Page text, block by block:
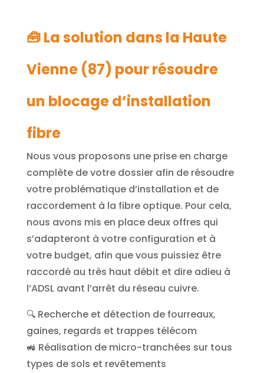
🧰 La solution dans la Haute
Vienne (87) pour résoudre
un blocage d’installation
fibre
Nous vous proposons une prise en charge
complète de votre dossier afin de résoudre
votre problématique d’installation et de
raccordement à la fibre optique. Pour cela,
nous avons mis en place deux offres qui
s’adapteront à votre configuration et à
votre budget, afin que vous puissiez être
raccordé au très haut débit et dire adieu à
l’ADSL avant l’arrêt du réseau cuivre.
🔍 Recherche et détection de fourreaux,
gaines, regards et trappes télécom
🚜 Réalisation de micro-tranchées sur tous
types de sols et revêtements